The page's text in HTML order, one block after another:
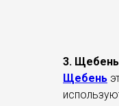
3. Щебень
Щебень